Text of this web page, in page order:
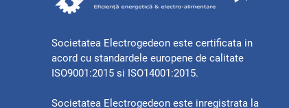
Societatea Electrogedeon este certificata in
acord cu standardele europene de calitate
ISO9001:2015 si ISO14001:2015.
Societatea Electrogedeon este inregistrata la